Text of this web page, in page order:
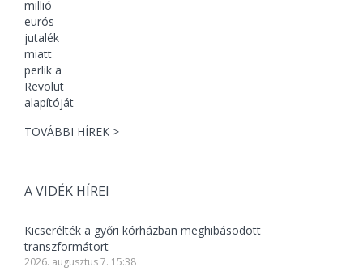
TOVÁBBI HÍREK >
A VIDÉK HÍREI
Kicserélték a győri kórházban meghibásodott
transzformátort
2026. augusztus 7. 15:38